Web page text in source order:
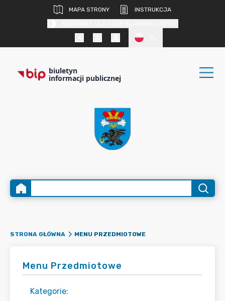
MAPA STRONY
INSTRUKCJA
biuletyn
informacji publicznej
STRONA GŁÓWNA MENU PRZEDMIOTOWE
Menu Przedmiotowe
Kategorie: